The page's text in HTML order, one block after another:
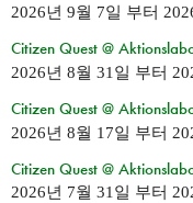
2026년 9월 7일 부터
Citizen Quest @
2026년 8월 31일 부터
Citizen Quest @
2026년 8월 17일 부터
Citizen Quest @
2026년 7월 31일 부터